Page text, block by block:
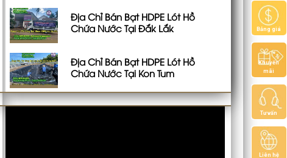
Địa Chỉ Bán Bạt HDPE Lót Hồ
Chứa Nước Tại Đắk Lắk
Địa Chỉ Bán Bạt HDPE Lót Hồ
Chứa Nước Tại Kon Tum
Bảng giá
Khuyến
mãi
Tư vấn
Liên hệ